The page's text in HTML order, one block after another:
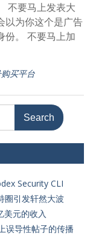
不要马上发表大
以为你这个是广告
份。 不要马上加
买平台
Security CLI
圈引发轩然大波
美元的收入
误导性帖子的传播